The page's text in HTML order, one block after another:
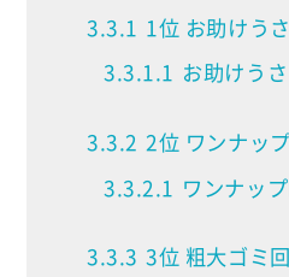
3.3.1 1位 お助けう
3.3.1.1 お助けう
3.3.2 2位 ワンナッ
3.3.2.1 ワンナッ
3.3.3 3位 粗大ゴミ